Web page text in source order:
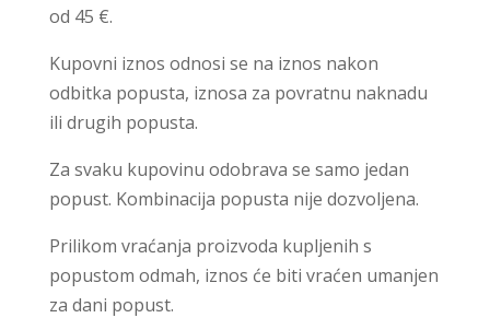
od 45 €.
Kupovni iznos odnosi se na iznos nakon
odbitka popusta, iznosa za povratnu naknadu
ili drugih popusta.
Za svaku kupovinu odobrava se samo jedan
popust. Kombinacija popusta nije dozvoljena.
Prilikom vraćanja proizvoda kupljenih s
popustom odmah, iznos će biti vraćen umanjen
za dani popust.